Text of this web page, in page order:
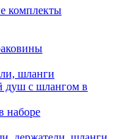
комплекты
шланги
душ с шлангом в
наборе